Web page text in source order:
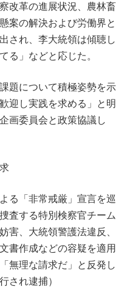
改革の進展状況、農林畜
案の解決および労働界と
され、李大統領は傾聴し
る」などと応じた。
題について積極姿勢を示
迎し実践を求める」と明
画委員会と政策協議し
る「非常戒厳」宣言を巡
査する特別検察官チーム
害、大統領警護法違反、
書作成などの容疑を適用
無理な請求だ」と反発し
され逮捕）